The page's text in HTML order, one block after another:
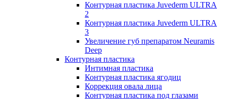
Контурная пластика Juvederm ULTRA
2
Контурная пластика Juvederm ULTRA
3
Увеличение губ препаратом Neuramis
Deep
Контурная пластика
Интимная пластика
Контурная пластика ягодиц
Коррекция овала лица
Контурная пластика под глазами